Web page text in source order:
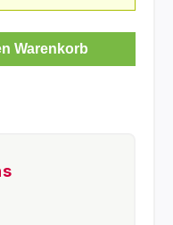
gewünschten
Warenkorb